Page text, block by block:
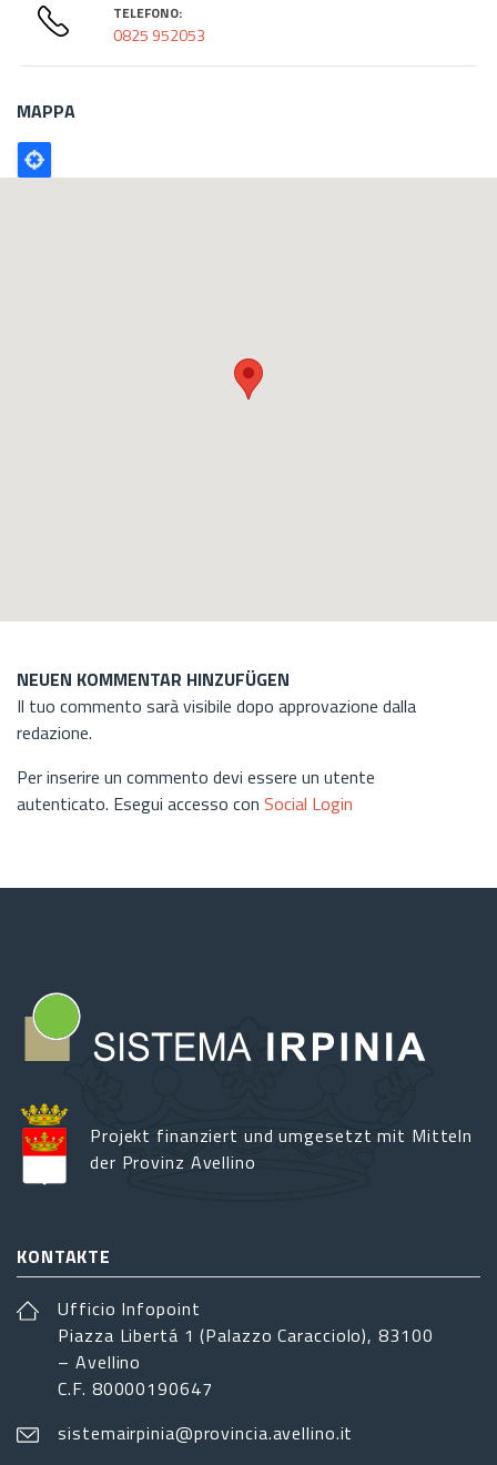
TELEFONO:
0825 952053
MAPPA
Poligono
GEO
NEUEN KOMMENTAR HINZUFÜGEN
Il tuo commento sarà visibile dopo approvazione dalla
redazione.
Per inserire un commento devi essere un utente
autenticato. Esegui accesso con Social Login
Projekt finanziert und umgesetzt mit Mitteln
der Provinz Avellino
KONTAKTE
Ufficio Infopoint
Piazza Libertá 1 (Palazzo Caracciolo), 83100
– Avellino
C.F. 80000190647
sistemairpinia@provincia.avellino.it